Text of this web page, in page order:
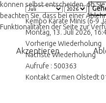
Kempo Karate Minis (6-9
Montag, 13. Juli 2026,
Vorherige Wiederholung
Nächste Wiederholung
Aufrufe : 500363
Kontakt Carmen Olstedt
können selbst entscheiden, ob
beachten Sie, dass bei einer
Funktionalitäten der Seite zur
Akzeptieren